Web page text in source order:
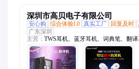
深圳市高贝电子有限公司
安心购
综合体验L0 真实工厂 回复及时
广东深圳
主营： TWS耳机、蓝牙耳机、词典笔、翻
翻译耳机、外语翻译机、英语翻译机、翻译
线、数据线、小风扇、充电线、拉力带、护
外语、海壳磁吸、充电风扇、同步英语、